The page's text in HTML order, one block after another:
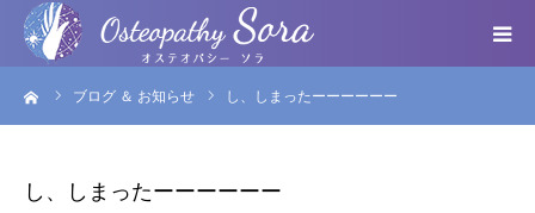
ブログ ＆ お知らせ し、しまったーーーーーー
し、しまったーーーーーー
ABOUT